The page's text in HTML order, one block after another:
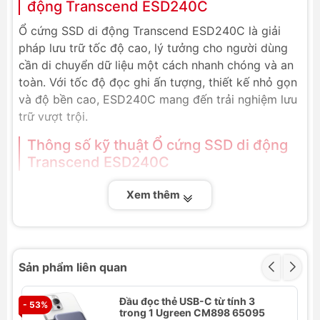
động Transcend ESD240C
Ổ cứng SSD di động Transcend ESD240C là giải
pháp lưu trữ tốc độ cao, lý tưởng cho người dùng
cần di chuyển dữ liệu một cách nhanh chóng và an
toàn. Với tốc độ đọc ghi ấn tượng, thiết kế nhỏ gọn
và độ bền cao, ESD240C mang đến trải nghiệm lưu
trữ vượt trội.
Thông số kỹ thuật Ổ cứng SSD di động
Transcend ESD240C
Thương hiệu: Transcend
SKU: TS120GESD240C, TS240GESD240C,
Tốc độ đọc: 520 MB/s
Tốc độ ghi: 460 MB/s
Bảo hành: 3 năm chính hãng
Xem thêm
Sản phẩm liên quan
- 53%
Đầu đọc thẻ USB-C từ tính 3
trong 1 Ugreen CM898 65095